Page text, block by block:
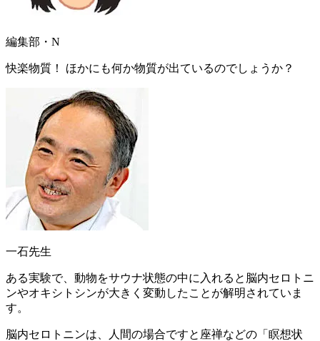
編集部・N
快楽物質！ ほかにも何か物質が出ているのでしょうか？
一石先生
ある実験で、動物をサウナ状態の中に入れると 脳内セロトニ
ンやオキシトシンが大きく変動 したことが解明されていま
す。
脳内セロトニンは、人間の場合ですと座禅などの「瞑想状